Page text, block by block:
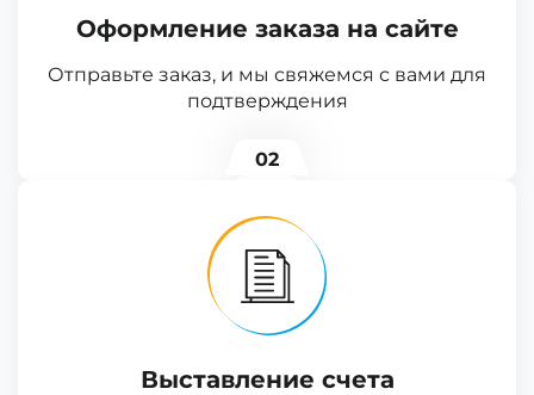
Оформление заказа на сайте
Отправьте заказ, и мы свяжемся с вами для
подтверждения
02
Выставление счета